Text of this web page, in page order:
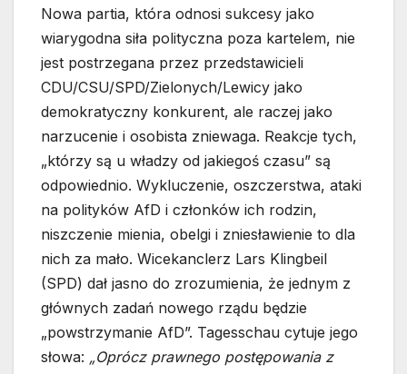
Nowa partia, która odnosi sukcesy jako
wiarygodna siła polityczna poza kartelem, nie
jest postrzegana przez przedstawicieli
CDU/CSU/SPD/Zielonych/Lewicy jako
demokratyczny konkurent, ale raczej jako
narzucenie i osobista zniewaga. Reakcje tych,
„którzy są u władzy od jakiegoś czasu” są
odpowiednio. Wykluczenie, oszczerstwa, ataki
na polityków AfD i członków ich rodzin,
niszczenie mienia, obelgi i zniesławienie to dla
nich za mało. Wicekanclerz Lars Klingbeil
(SPD) dał jasno do zrozumienia, że jednym z
głównych zadań nowego rządu będzie
„powstrzymanie AfD”. Tagesschau cytuje jego
słowa: „Oprócz prawnego postępowania z